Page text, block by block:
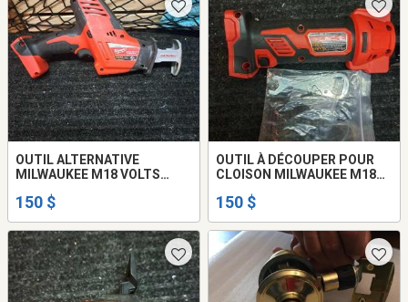
OUTIL ALTERNATIVE
MILWAUKEE M18 VOLTS
150 $
OUTIL À DÉCOUPER POUR
CLOISON MILWAUKEE M18
150 $